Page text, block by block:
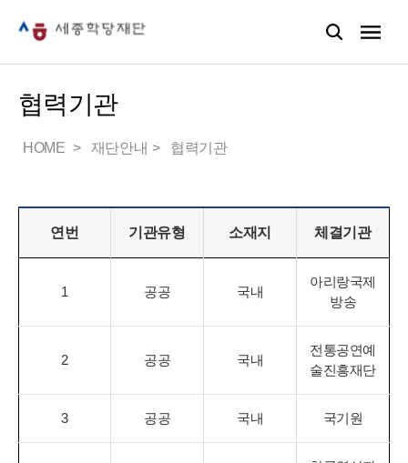
협력기관
HOME 재단안내 협력기관
연번 기관유형 소재지 체결기관
1 공공 국내
아리랑국제
방송
2 공공 국내
전통공연예
술진흥재단
3 공공 국내 국기원